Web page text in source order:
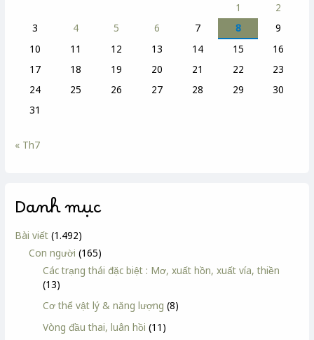
1
2
3
4 5 6 7 8
9
10
11 12 13 14 15
16
17
18 19 20 21 22
23
24
25 26 27 28 29
30
31
« Th7
Danh mục
Bài viết (1.492)
Con người (165)
Các trạng thái đặc biệt : Mơ, xuất hồn, xuất vía, thiền
(13)
Cơ thể vật lý & năng lượng (8)
Vòng đầu thai, luân hồi (11)